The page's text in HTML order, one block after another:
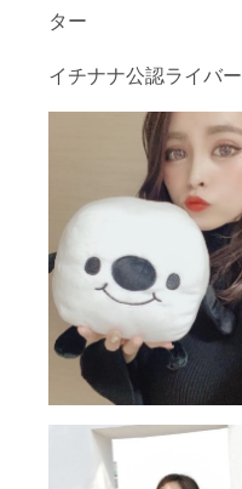
ター
イチナナ公認ライバー